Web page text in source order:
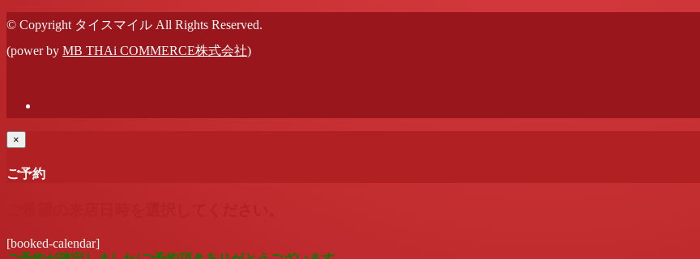
© Copyright タイスマイル All Rights Reserved.
(power by MB THAi COMMERCE株式会社)
×
ご予約
[booked-calendar]